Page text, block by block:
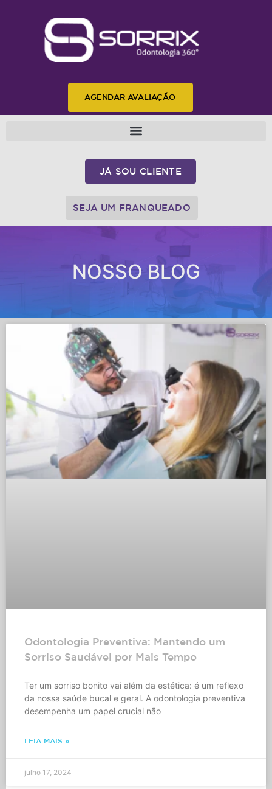
AGENDAR AVALIAÇÃO
JÁ SOU CLIENTE
SEJA UM FRANQUEADO
NOSSO BLOG
Odontologia Preventiva: Mantendo um
Sorriso Saudável por Mais Tempo
Ter um sorriso bonito vai além da estética: é um reflexo
da nossa saúde bucal e geral. A odontologia preventiva
desempenha um papel crucial não
LEIA MAIS »
julho 17, 2024